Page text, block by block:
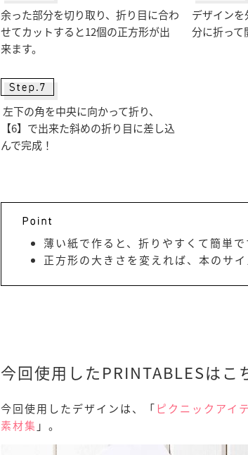
余った部分を切り取り、折り目に合わ
せてカットすると12個の正方形が出
来ます。
デザイン
分に折って
左下の角を中央に向かって折り、
【6】で出来た斜めの折り目に差し込
んで完成！
薄い紙で作ると、折りやすくて簡単で
正方形の大きさを変えれば、本のサ
今回使用したPRINTABLESはこ
今回使用したデザインは、「 ピクニックアイ
素材集 」。